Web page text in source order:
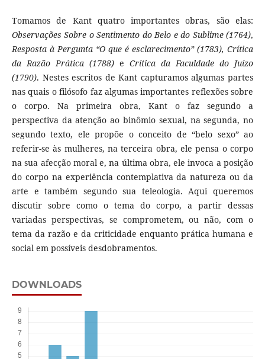
Tomamos de Kant quatro importantes obras, são elas:
Observações Sobre o Sentimento do Belo e do Sublime (1764),
Resposta à Pergunta “O que é esclarecimento” (1783), Crítica
da Razão Prática (1788) eCrítica da Faculdade do Juízo
(1790). Nestes escritos de Kant capturamos algumas partes
nas quais o filósofo faz algumas importantes reflexões sobre
o corpo. Na primeira obra, Kant o faz segundo a
perspectiva da atenção ao binômio sexual, na segunda, no
segundo texto, ele propõe o conceito de “belo sexo” ao
referir-se às mulheres, na terceira obra, ele pensa o corpo
na sua afecção moral e, na última obra, ele invoca a posição
do corpo na experiência contemplativa da natureza ou da
arte e também segundo sua teleologia. Aqui queremos
discutir sobre como o tema do corpo, a partir dessas
variadas perspectivas, se comprometem, ou não, com o
tema da razão e da criticidade enquanto prática humana e
social em possíveis desdobramentos.
DOWNLOADS